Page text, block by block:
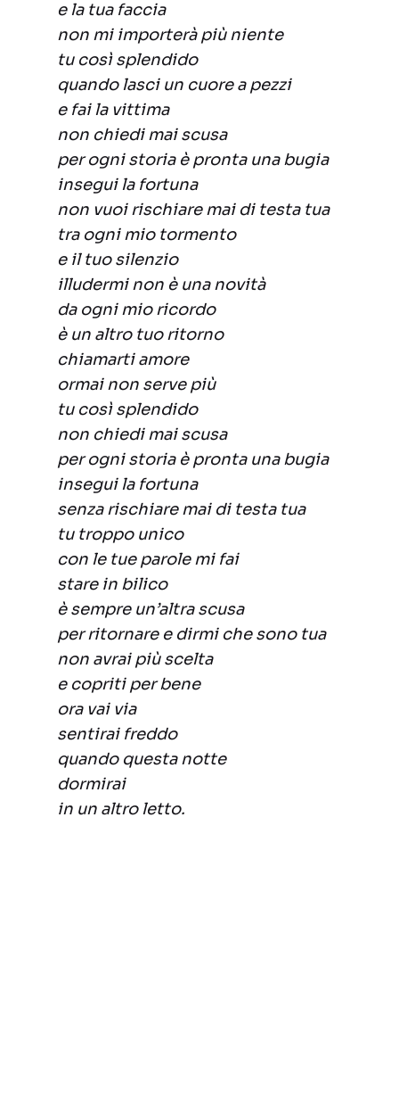
e la tua faccia
non mi importerà più niente
tu così splendido
quando lasci un cuore a pezzi
e fai la vittima
non chiedi mai scusa
per ogni storia è pronta una bugia
insegui la fortuna
non vuoi rischiare mai di testa tua
tra ogni mio tormento
e il tuo silenzio
illudermi non è una novità
da ogni mio ricordo
è un altro tuo ritorno
chiamarti amore
ormai non serve più
tu così splendido
non chiedi mai scusa
per ogni storia è pronta una bugia
insegui la fortuna
senza rischiare mai di testa tua
tu troppo unico
con le tue parole mi fai
stare in bilico
è sempre un’altra scusa
per ritornare e dirmi che sono tua
non avrai più scelta
e copriti per bene
ora vai via
sentirai freddo
quando questa notte
dormirai
in un altro letto.